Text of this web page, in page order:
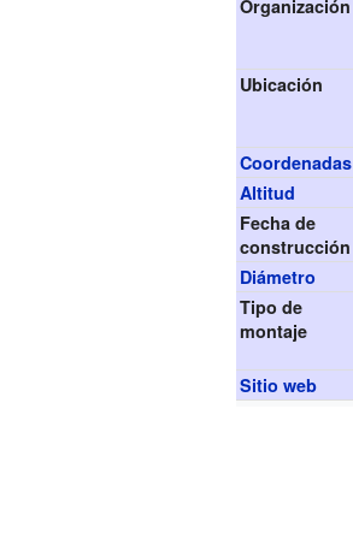
Organización
Ubicación
Coordenadas
Altitud
Fecha de
construcción
Diámetro
Tipo de
montaje
Sitio web